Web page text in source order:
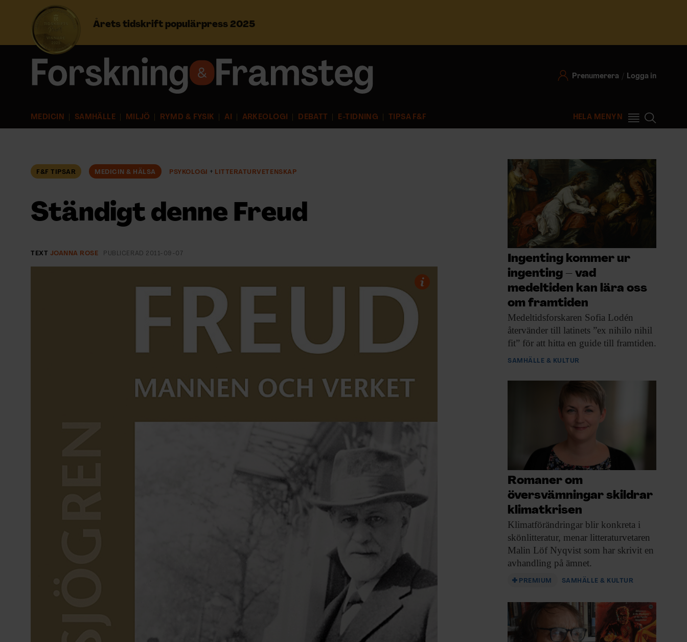
Årets tidskrift populärpress 2025
Prenumerera Logga in
MEDICIN SAMHÄLLE MILJÖ RYMD & FYSIK AI ARKEOLOGI DEBATT E-TIDNING TIPSA F&F HELA MENYN
r
Prenumerera
NYHETSBREV
ARKIV & E-TIDNING
LYSSNA/PODD
SHOP
ANNONSERA I F&F
F&F TIPSAR MEDICIN & HÄLSA PSYKOLOGI LITTERATURVETENSKAP
Ständigt denne Freud
TEXT JOANNA ROSE PUBLICERAD 2011-09-07
Ingenting kommer ur
ingenting – vad
medeltiden kan lära oss
om framtiden
Medeltidsforskaren Sofia Lodén
återvänder till latinets ”ex nihilo nihil
fit” för att hitta en guide till framtiden.
SAMHÄLLE & KULTUR
Romaner om
översvämningar skildrar
klimatkrisen
Klimatförändringar blir konkreta i
skönlitteratur, menar litteraturvetaren
Malin Löf Nyqvist som har skrivit en
avhandling på ämnet.
PREMIUM SAMHÄLLE & KULTUR